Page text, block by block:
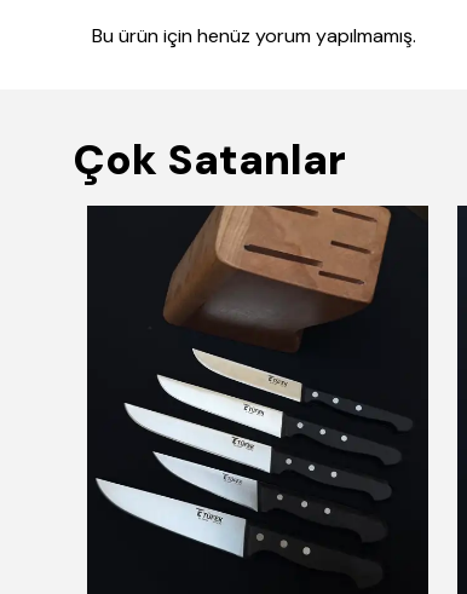
Bu ürün için henüz yorum yapılmamış.
Çok Satanlar